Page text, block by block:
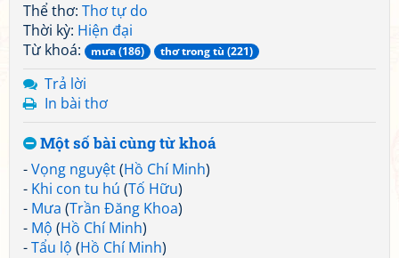
Thể thơ: Thơ tự do
Thời kỳ: Hiện đại
Từ khoá:
mưa (186) thơ trong tù (221)
Trả lời
In bài thơ
Một số bài cùng từ khoá
-Vọng nguyệt(Hồ Chí Minh)
- Khi con tu hú (Tố Hữu)
- Mưa (Trần Đăng Khoa)
- Mộ (Hồ Chí Minh)
-Tẩu lộ (Hồ Chí Minh)